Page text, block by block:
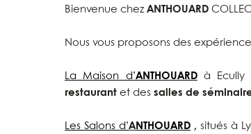
Bienvenue chez ANTHOUARD
Nous vous proposons des
La Maison d’ANTHOUARDà Ecully
restaurant et des salles de
Les Salons d’ANTHOUARD,situés à